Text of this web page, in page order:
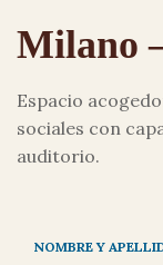
Milano
Espacio
sociales con
auditorio.
NOMBRE Y